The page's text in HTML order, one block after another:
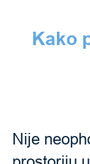
Kako
Nije